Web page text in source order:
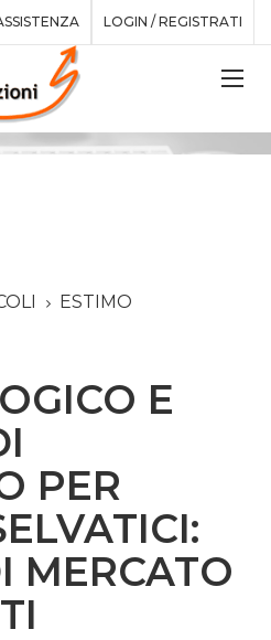
LOGIN / REGISTRATI
ESTIMO
E
PER
MERCATO